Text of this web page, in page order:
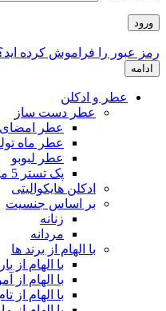
ورود
رمز عبور را فراموش کرده
ادامه
عطر و ادکلن
عطر دست ساز
عطر
عطر ماه
عطر لبوبو
پک تستر 5 میل
ادکلن هایکوالیتی
بر اساس جنسیت
زنانه
مردانه
با الهام از برند ها
با الهام از
با الهام از
با الهام از